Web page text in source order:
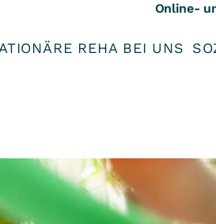
Online-
REHA BEI UNS